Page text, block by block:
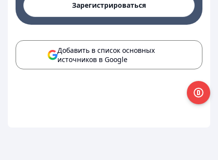
Зарегистрироваться
Добавить в список основных
источников в Google